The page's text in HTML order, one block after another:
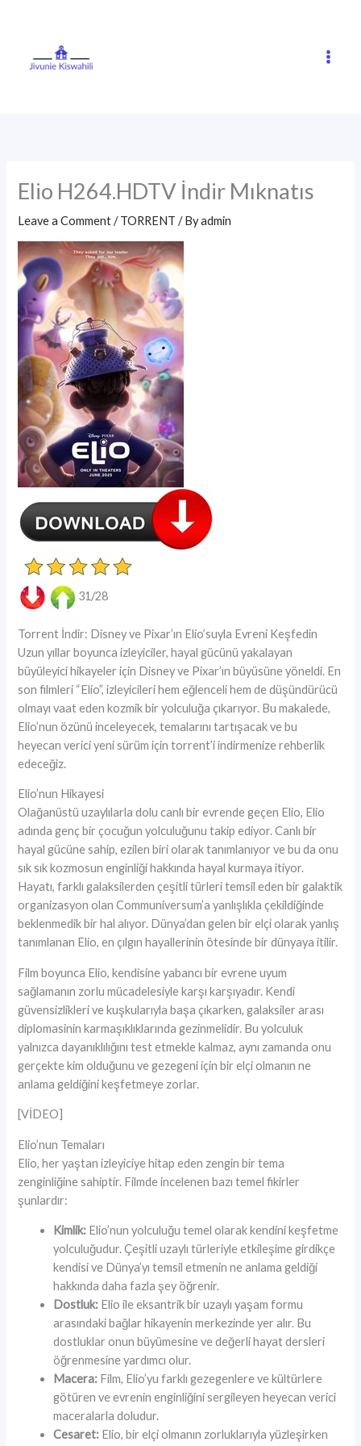
Elio H264.HDTV İndir Mıknatıs
Leave a Comment /TORRENT / Byadmin
31/28
Torrent İndir: Disney ve Pixar’ın Elio’suyla Evreni Keşfedin
Uzun yıllar boyunca izleyiciler, hayal gücünü yakalayan
büyüleyici hikayeler için Disney ve Pixar’ın büyüsüne yöneldi. En
son filmleri “Elio”, izleyicileri hem eğlenceli hem de düşündürücü
olmayı vaat eden kozmik bir yolculuğa çıkarıyor. Bu makalede,
Elio’nun özünü inceleyecek, temalarını tartışacak ve bu
heyecan verici yeni sürüm için torrent’i indirmenize rehberlik
edeceğiz.
Elio’nun Hikayesi
Olağanüstü uzaylılarla dolu canlı bir evrende geçen Elio, Elio
adında genç bir çocuğun yolculuğunu takip ediyor. Canlı bir
hayal gücüne sahip, ezilen biri olarak tanımlanıyor ve bu da onu
sık sık kozmosun enginliği hakkında hayal kurmaya itiyor.
Hayatı, farklı galaksilerden çeşitli türleri temsil eden bir galaktik
organizasyon olan Communiversum’a yanlışlıkla çekildiğinde
beklenmedik bir hal alıyor. Dünya’dan gelen bir elçi olarak yanlış
tanımlanan Elio, en çılgın hayallerinin ötesinde bir dünyaya itilir.
Film boyunca Elio, kendisine yabancı bir evrene uyum
sağlamanın zorlu mücadelesiyle karşı karşıyadır. Kendi
güvensizlikleri ve kuşkularıyla başa çıkarken, galaksiler arası
diplomasinin karmaşıklıklarında gezinmelidir. Bu yolculuk
yalnızca dayanıklılığını test etmekle kalmaz, aynı zamanda onu
gerçekte kim olduğunu ve gezegeni için bir elçi olmanın ne
anlama geldiğini keşfetmeye zorlar.
[VİDEO]
Elio’nun Temaları
Elio, her yaştan izleyiciye hitap eden zengin bir tema
zenginliğine sahiptir. Filmde incelenen bazı temel fikirler
şunlardır:
Kimlik: Elio’nun yolculuğu temel olarak kendini keşfetme
yolculuğudur. Çeşitli uzaylı türleriyle etkileşime girdikçe
kendisi ve Dünya’yı temsil etmenin ne anlama geldiği
hakkında daha fazla şey öğrenir.
Dostluk: Elio ile eksantrik bir uzaylı yaşam formu
arasındaki bağlar hikayenin merkezinde yer alır. Bu
dostluklar onun büyümesine ve değerli hayat dersleri
öğrenmesine yardımcı olur.
Macera: Film, Elio’yu farklı gezegenlere ve kültürlere
götüren ve evrenin enginliğini sergileyen heyecan verici
maceralarla doludur.
Cesaret: Elio, bir elçi olmanın zorluklarıyla yüzleşirken